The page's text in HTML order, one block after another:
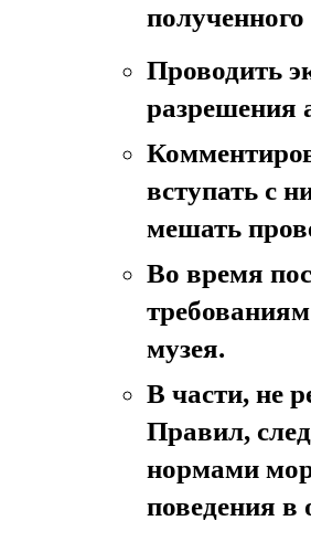
Проводить
разрешения
вступать с
мешать
Во время
музея.
В части, не
Правил,
нормами
поведения в